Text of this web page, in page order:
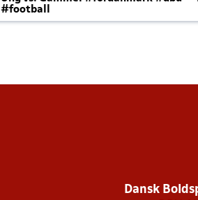
#football
Dansk